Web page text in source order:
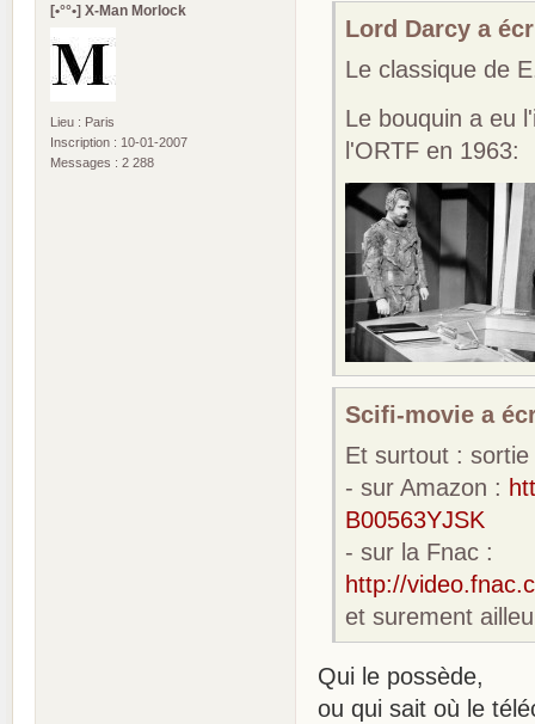
[•°°•] X-Man Morlock
Lieu : Paris
Inscription : 10-01-2007
Messages : 2 288
Lord Darcy a
Le classique de
Le bouquin a eu
l'ORTF en 1963:
Scifi-movie a
Et surtout :
- sur Amazon :
B00563YJSK
- sur la Fnac :
http://
et surement
Qui le possède,
ou qui sait où le